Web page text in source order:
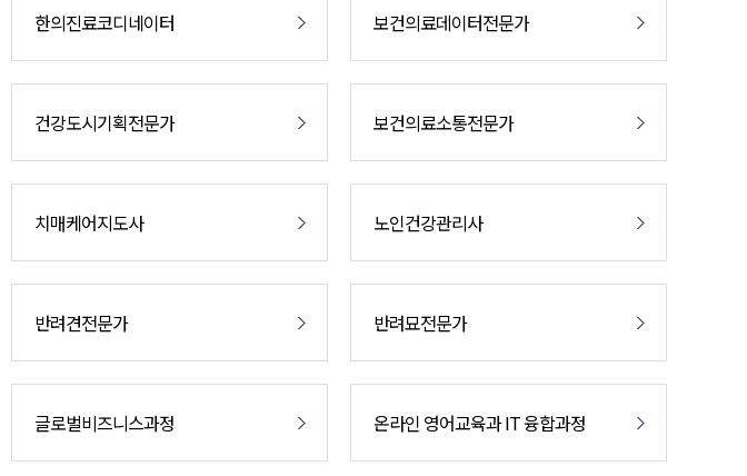
한의진료코디네이터 보건의료데이터전문가
건강도시기획전문가 보건의료소통전문가
치매케어지도사 노인건강관리사
반려견전문가 반려묘전문가
글로벌비즈니스과정 온라인 영어교육과 IT 융합과정